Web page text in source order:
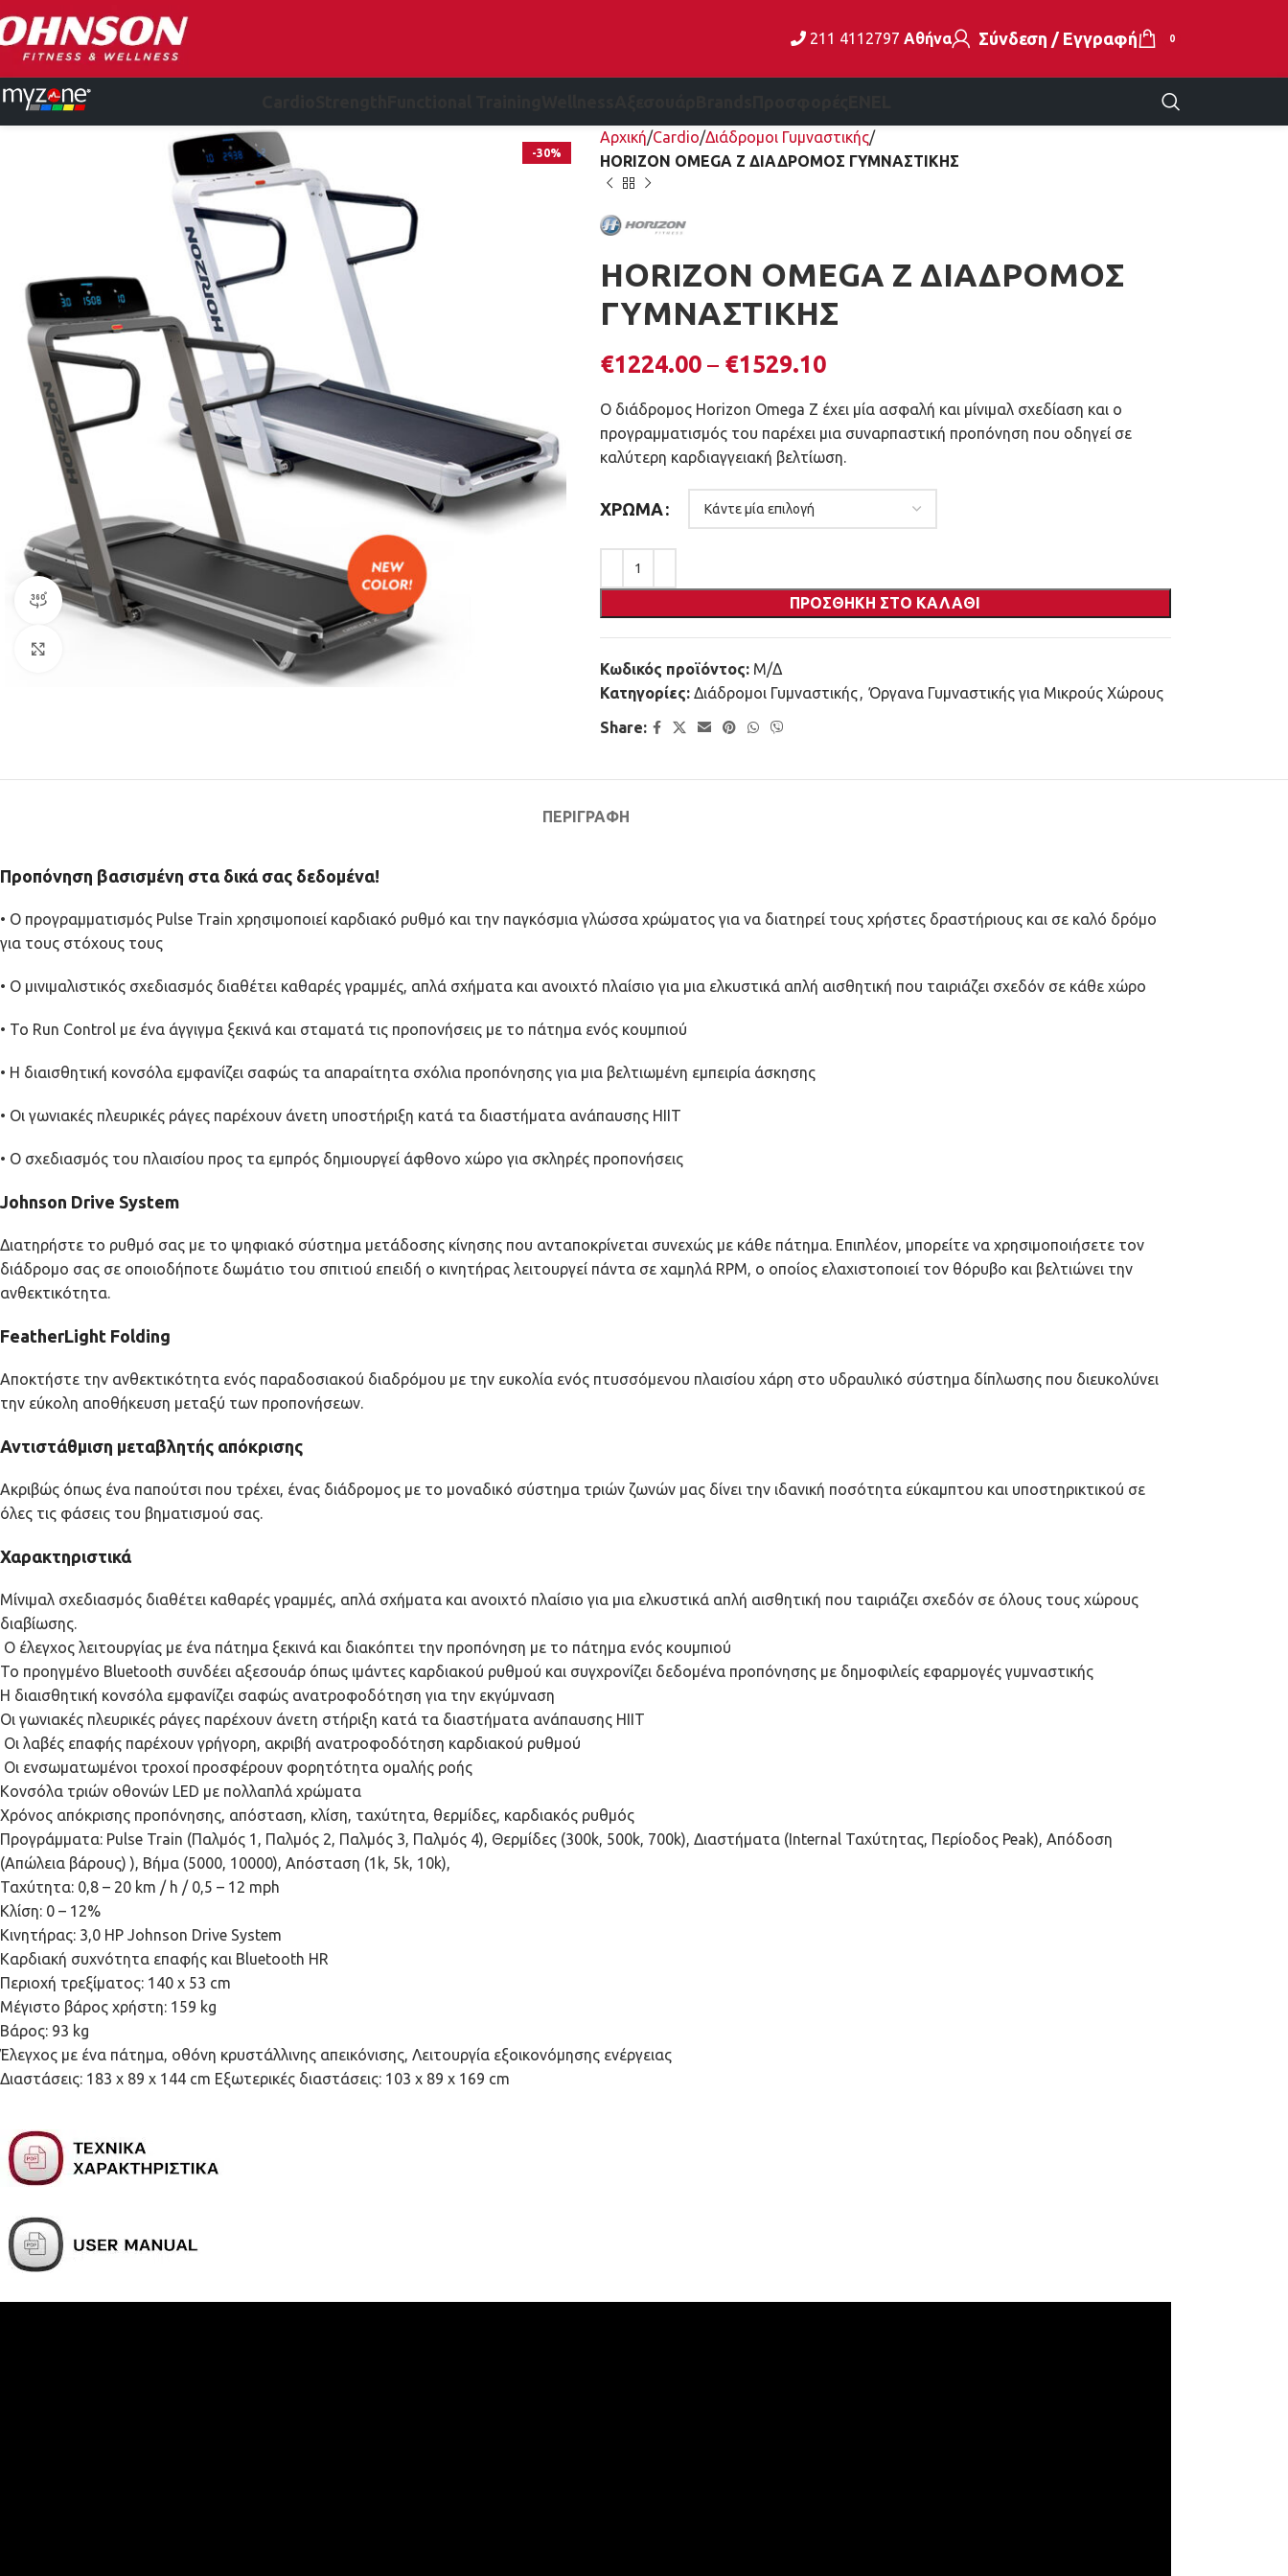
211 4112797 Αθήνα Σύνδεση / Εγγραφή 0
-30%
Προβολή προϊόντος 360 μοίρες
Κλικ για μεγέθυνση
Αρχική Cardio Διάδρομοι Γυμναστικής
HORIZON OMEGA Z ΔΙΑΔΡΟΜΟΣ ΓΥΜΝΑΣΤΙΚΗΣ
HORIZON OMEGA Z ΔΙΑΔΡΟΜΟΣ
ΓΥΜΝΑΣΤΙΚΗΣ
€1224.00 – €1529.10
Ο διάδρομος Horizon Omega Z έχει μία ασφαλή και μίνιμαλ σχεδίαση και ο
προγραμματισμός του παρέχει μια συναρπαστική προπόνηση που οδηγεί σε
καλύτερη καρδιαγγειακή βελτίωση.
ΧΡΏΜΑ
ΠΡΟΣΘΉΚΗ ΣΤΟ ΚΑΛΆΘΙ
Κωδικός προϊόντος: Μ/Δ
Κατηγορίες: Διάδρομοι Γυμναστικής, Όργανα Γυμναστικής για Μικρούς Χώρους
Share:
ΠΕΡΙΓΡΑΦΉ
Προπόνηση βασισμένη στα δικά σας δεδομένα!
• Ο προγραμματισμός Pulse Train χρησιμοποιεί καρδιακό ρυθμό και την παγκόσμια γλώσσα χρώματος για να διατηρεί τους χρήστες δραστήριους και σε καλό δρόμο
για τους στόχους τους
• Ο μινιμαλιστικός σχεδιασμός διαθέτει καθαρές γραμμές, απλά σχήματα και ανοιχτό πλαίσιο για μια ελκυστικά απλή αισθητική που ταιριάζει σχεδόν σε κάθε χώρο
• Το Run Control με ένα άγγιγμα ξεκινά και σταματά τις προπονήσεις με το πάτημα ενός κουμπιού
• Η διαισθητική κονσόλα εμφανίζει σαφώς τα απαραίτητα σχόλια προπόνησης για μια βελτιωμένη εμπειρία άσκησης
• Οι γωνιακές πλευρικές ράγες παρέχουν άνετη υποστήριξη κατά τα διαστήματα ανάπαυσης HIIT
• Ο σχεδιασμός του πλαισίου προς τα εμπρός δημιουργεί άφθονο χώρο για σκληρές προπονήσεις
Johnson Drive System
Διατηρήστε το ρυθμό σας με το ψηφιακό σύστημα μετάδοσης κίνησης που ανταποκρίνεται συνεχώς με κάθε πάτημα. Επιπλέον, μπορείτε να χρησιμοποιήσετε τον
διάδρομο σας σε οποιοδήποτε δωμάτιο του σπιτιού επειδή ο κινητήρας λειτουργεί πάντα σε χαμηλά RPM, ο οποίος ελαχιστοποιεί τον θόρυβο και βελτιώνει την
ανθεκτικότητα.
FeatherLight Folding
Αποκτήστε την ανθεκτικότητα ενός παραδοσιακού διαδρόμου με την ευκολία ενός πτυσσόμενου πλαισίου χάρη στο υδραυλικό σύστημα δίπλωσης που διευκολύνει
την εύκολη αποθήκευση μεταξύ των προπονήσεων.
Αντιστάθμιση μεταβλητής απόκρισης
Ακριβώς όπως ένα παπούτσι που τρέχει, ένας διάδρομος με το μοναδικό σύστημα τριών ζωνών μας δίνει την ιδανική ποσότητα εύκαμπτου και υποστηρικτικού σε
όλες τις φάσεις του βηματισμού σας.
Χαρακτηριστικά
Μίνιμαλ σχεδιασμός διαθέτει καθαρές γραμμές, απλά σχήματα και ανοιχτό πλαίσιο για μια ελκυστικά απλή αισθητική που ταιριάζει σχεδόν σε όλους τους χώρους
διαβίωσης.
Ο έλεγχος λειτουργίας με ένα πάτημα ξεκινά και διακόπτει την προπόνηση με το πάτημα ενός κουμπιού
Το προηγμένο Bluetooth συνδέει αξεσουάρ όπως ιμάντες καρδιακού ρυθμού και συγχρονίζει δεδομένα προπόνησης με δημοφιλείς εφαρμογές γυμναστικής
Η διαισθητική κονσόλα εμφανίζει σαφώς ανατροφοδότηση για την εκγύμναση
Οι γωνιακές πλευρικές ράγες παρέχουν άνετη στήριξη κατά τα διαστήματα ανάπαυσης HIIT
Οι λαβές επαφής παρέχουν γρήγορη, ακριβή ανατροφοδότηση καρδιακού ρυθμού
Οι ενσωματωμένοι τροχοί προσφέρουν φορητότητα ομαλής ροής
Κονσόλα τριών οθονών LED με πολλαπλά χρώματα
Χρόνος απόκρισης προπόνησης, απόσταση, κλίση, ταχύτητα, θερμίδες, καρδιακός ρυθμός
Προγράμματα: Pulse Train (Παλμός 1, Παλμός 2, Παλμός 3, Παλμός 4), Θερμίδες (300k, 500k, 700k), Διαστήματα (Internal Ταχύτητας, Περίοδος Peak), Απόδοση
(Απώλεια βάρους) ), Βήμα (5000, 10000), Απόσταση (1k, 5k, 10k),
Ταχύτητα: 0,8 – 20 km / h / 0,5 – 12 mph
Κλίση: 0 – 12%
Κινητήρας: 3,0 HP Johnson Drive System
Καρδιακή συχνότητα επαφής και Bluetooth HR
Περιοχή τρεξίματος: 140 x 53 cm
Μέγιστο βάρος χρήστη: 159 kg
Bάρος: 93 kg
Έλεγχος με ένα πάτημα, οθόνη κρυστάλλινης απεικόνισης, Λειτουργία εξοικονόμησης ενέργειας
Διαστάσεις: 183 x 89 x 144 cm Εξωτερικές διαστάσεις: 103 x 89 x 169 cm